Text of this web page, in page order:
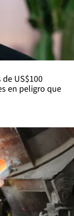
US$100
en peligro que